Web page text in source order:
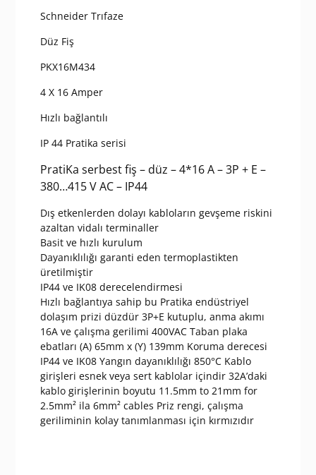
Düz
Fiş
Schneider Trıfaze
Düz Fiş
PKX16M434
4 X 16 Amper
Hızlı bağlantılı
IP 44 Pratika serisi
PratiKa serbest fiş – düz – 4*16 A – 3P + E –
380…415 V AC – IP44
Dış etkenlerden dolayı kabloların gevşeme riskini
azaltan vidalı terminaller
Basit ve hızlı kurulum
Dayanıklılığı garanti eden termoplastikten
üretilmiştir
IP44 ve IK08 derecelendirmesi
Hızlı bağlantıya sahip bu Pratika endüstriyel
dolaşım prizi düzdür 3P+E kutuplu, anma akımı
16A ve çalışma gerilimi 400VAC Taban plaka
ebatları (A) 65mm x (Y) 139mm Koruma derecesi
IP44 ve IK08 Yangın dayanıklılığı 850°C Kablo
girişleri esnek veya sert kablolar içindir 32A’daki
kablo girişlerinin boyutu 11.5mm to 21mm for
2.5mm² ila 6mm² cables Priz rengi, çalışma
geriliminin kolay tanımlanması için kırmızıdır